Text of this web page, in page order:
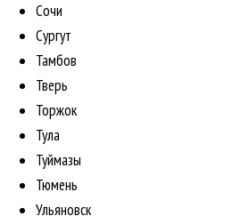
Сочи
Сургут
Тамбов
Тверь
Торжок
Тула
Туймазы
Тюмень
Ульяновск